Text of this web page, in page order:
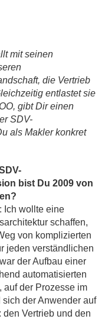
mit seinen
die Vertrieb
entlastet sie
gibt Dir einen
SDV-
als Makler konkret
bist Du 2009 von
Ich wollte eine
schaffen,
von komplizierten
jeden verständlichen
der Aufbau einer
automatisierten
auf der Prozesse im
der Anwender auf
Vertrieb und den